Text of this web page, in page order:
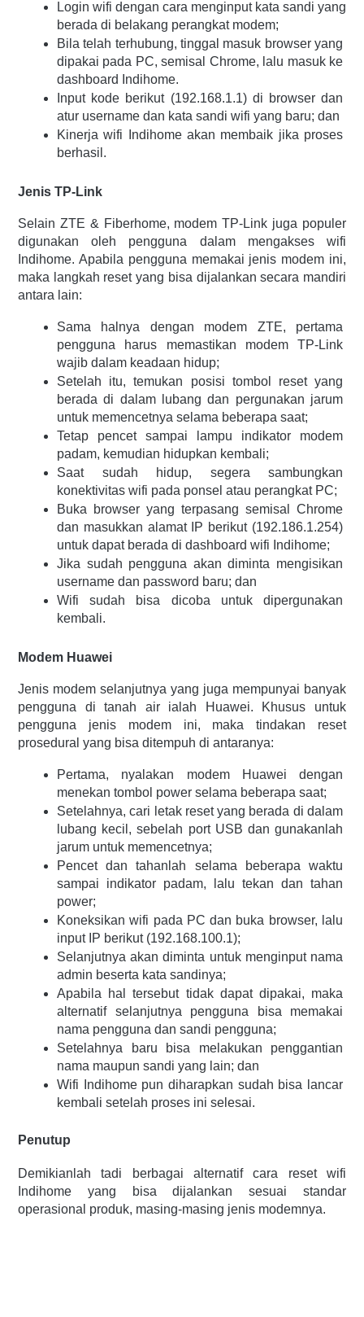
Login wifi dengan cara menginput kata sandi yang
berada di belakang perangkat modem;
Bila telah terhubung, tinggal masuk browser yang
dipakai pada PC, semisal Chrome, lalu masuk ke
dashboard Indihome.
Input kode berikut (192.168.1.1) di browser dan
atur username dan kata sandi wifi yang baru; dan
Kinerja wifi Indihome akan membaik jika proses
berhasil.
Jenis TP-Link
Selain ZTE & Fiberhome, modem TP-Link juga populer
digunakan oleh pengguna dalam mengakses wifi
Indihome. Apabila pengguna memakai jenis modem ini,
maka langkah reset yang bisa dijalankan secara mandiri
antara lain:
Sama halnya dengan modem ZTE, pertama
pengguna harus memastikan modem TP-Link
wajib dalam keadaan hidup;
Setelah itu, temukan posisi tombol reset yang
berada di dalam lubang dan pergunakan jarum
untuk memencetnya selama beberapa saat;
Tetap pencet sampai lampu indikator modem
padam, kemudian hidupkan kembali;
Saat sudah hidup, segera sambungkan
konektivitas wifi pada ponsel atau perangkat PC;
Buka browser yang terpasang semisal Chrome
dan masukkan alamat IP berikut (192.186.1.254)
untuk dapat berada di dashboard wifi Indihome;
Jika sudah pengguna akan diminta mengisikan
username dan password baru; dan
Wifi sudah bisa dicoba untuk dipergunakan
kembali.
Modem Huawei
Jenis modem selanjutnya yang juga mempunyai banyak
pengguna di tanah air ialah Huawei. Khusus untuk
pengguna jenis modem ini, maka tindakan reset
prosedural yang bisa ditempuh di antaranya:
Pertama, nyalakan modem Huawei dengan
menekan tombol power selama beberapa saat;
Setelahnya, cari letak reset yang berada di dalam
lubang kecil, sebelah port USB dan gunakanlah
jarum untuk memencetnya;
Pencet dan tahanlah selama beberapa waktu
sampai indikator padam, lalu tekan dan tahan
power;
Koneksikan wifi pada PC dan buka browser, lalu
input IP berikut (192.168.100.1);
Selanjutnya akan diminta untuk menginput nama
admin beserta kata sandinya;
Apabila hal tersebut tidak dapat dipakai, maka
alternatif selanjutnya pengguna bisa memakai
nama pengguna dan sandi pengguna;
Setelahnya baru bisa melakukan penggantian
nama maupun sandi yang lain; dan
Wifi Indihome pun diharapkan sudah bisa lancar
kembali setelah proses ini selesai.
Penutup
Demikianlah tadi berbagai alternatif cara reset wifi
Indihome yang bisa dijalankan sesuai standar
operasional produk, masing-masing jenis modemnya.